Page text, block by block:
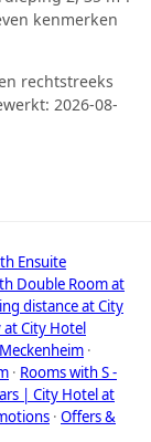
kenmerken
rechtstreeks
2026-08-
Ensuite
Double Room at
distance at City
at City Hotel
·
· Rooms with S -
| City Hotel at
· Offers &